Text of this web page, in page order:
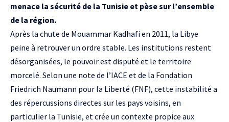
menace la sécurité de la Tunisie et pèse sur l’ensemble
de la région.
Après la chute de Mouammar Kadhafi en 2011, la Libye
peine à retrouver un ordre stable. Les institutions restent
désorganisées, le pouvoir est disputé et le territoire
morcelé. Selon une note de l’IACE et de la Fondation
Friedrich Naumann pour la Liberté (FNF), cette instabilité a
des répercussions directes sur les pays voisins, en
particulier la Tunisie, et crée un contexte propice aux